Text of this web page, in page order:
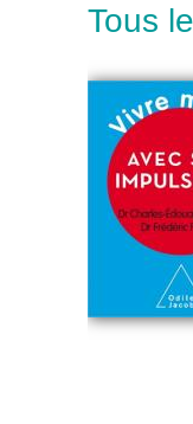
Tous